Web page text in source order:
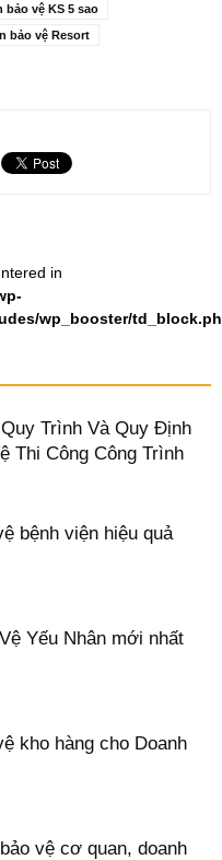
bảo vệ KS 5 sao
bảo vệ Resort
in
wp_booster/
Trình Và Quy Định
Thi Công Công Trình
bệnh viện hiệu quả
Yếu Nhân mới nhất
kho hàng cho Doanh
vệ cơ quan, doanh